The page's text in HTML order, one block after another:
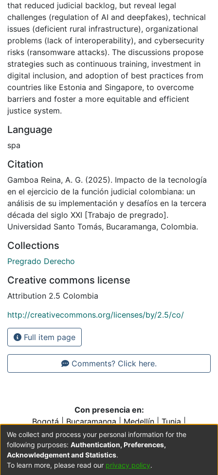
that reduced judicial backlog, but reveal legal
challenges (regulation of AI and deepfakes), technical
issues (deficient rural infrastructure), organizational
problems (lack of interoperability), and cybersecurity
risks (ransomware attacks). The discussions propose
strategies such as continuous training, investment in
digital inclusion, and adoption of best practices from
countries like Estonia and Singapore, to overcome
barriers and foster a more equitable and efficient
justice system.
Language
spa
Citation
Gamboa Reina, A. G. (2025). Impacto de la tecnología
en el ejercicio de la función judicial colombiana: un
análisis de su implementación y desafíos en la tercera
década del siglo XXI [Trabajo de pregrado].
Universidad Santo Tomás, Bucaramanga, Colombia.
Collections
Pregrado Derecho
Creative commons license
Attribution 2.5 Colombia
http://creativecommons.org/licenses/by/2.5/co/
Full item page
Comments? Click here.
Con presencia en:
Bogotá|Bucaramanga|Medellín|Tunja|
Villavicencio|Conventos y Colegios de la Orden de
Predicadores
We collect and process your personal information for the
following purposes: Authentication, Preferences,
Acknowledgement and Statistics.
To learn more, please read our privacy policy.